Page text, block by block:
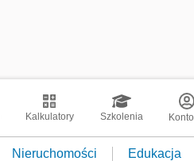
Kalkulatory Szkolenia Konto
Nieruchomości Edukacja